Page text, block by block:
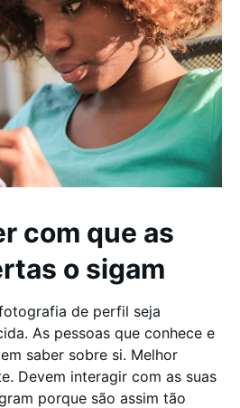
com que as
o sigam
de perfil seja
As pessoas que conhece e
saber sobre si. Melhor
Devem interagir com as suas
porque são assim tão